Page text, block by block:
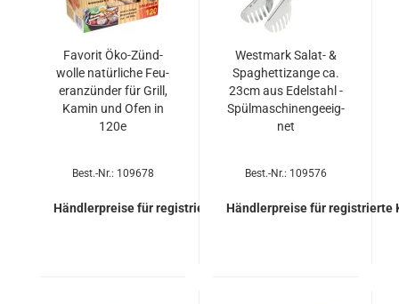
Fa­vo­rit Öko-​Zünd­
wol­le na­tür­li­che Feu­
er­an­zün­der für Grill,
Kamin und Ofen in
120e
Best.-Nr.: 109678
Händlerpreise für registrierte Kunden
West­mark Salat-​​ &
Spa­ghet­tizan­ge ca.
23cm aus Edel­stahl -
Spül­ma­schi­nen­ge­eig­
net
Best.-Nr.: 109576
Händlerpreise für registrierte